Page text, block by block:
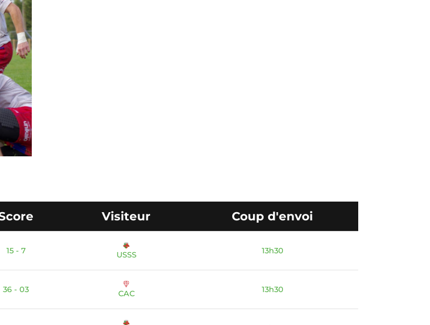
Visiteur Coup d'envoi
15 - 7 USSS 13h30
36 - 03 CAC 13h30